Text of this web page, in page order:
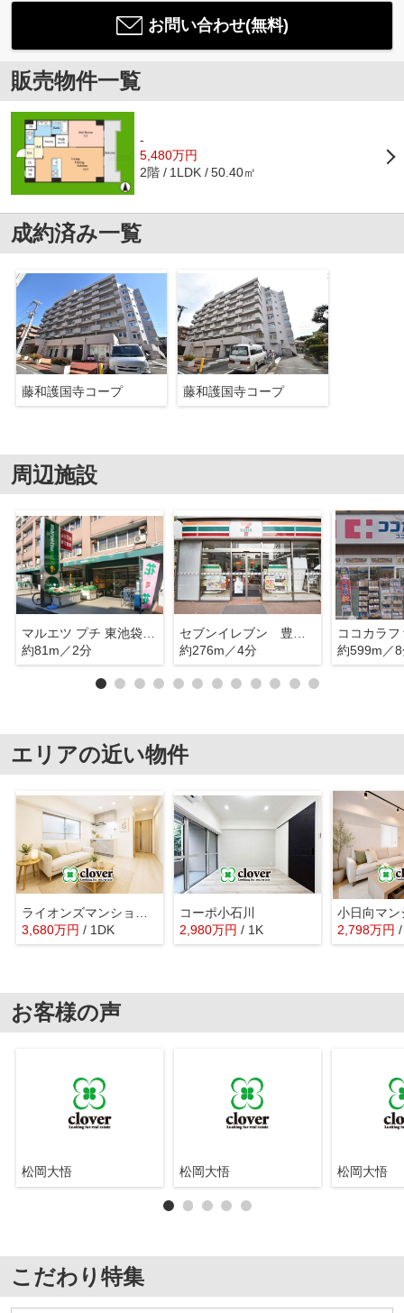
お問い合わせ(無料)
販売物件一覧
-
5,480万円
2階 1LDK 50.40㎡
成約済み一覧
藤和護国寺コープ 藤和護国寺コープ
周辺施設
マルエツ プチ 東池袋五丁目店
約81m／2分
約276m／4分
約599m／
エリアの近い物件
3,680万円 / 1DK
コーポ小石川
2,980万円 / 1K
小日向マン
2,798万円
お客様の声
松岡大悟 松岡大悟 松岡大悟
こだわり特集